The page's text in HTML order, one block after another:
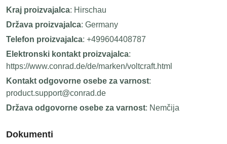
Kraj proizvajalca: Hirschau
Država proizvajalca: Germany
Telefon proizvajalca: +499604408787
Elektronski kontakt proizvajalca:
https://www.conrad.de/de/marken/voltcraft.html
Kontakt odgovorne osebe za varnost:
product.support@conrad.de
Država odgovorne osebe za varnost: Nemčija
Dokumenti